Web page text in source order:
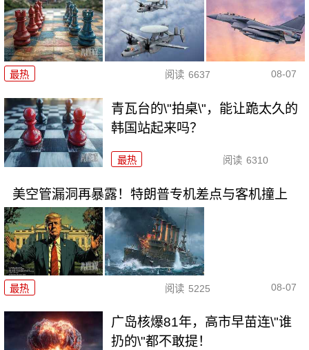
最热 阅读 6637 08-07
青瓦台的\"拍桌\"，能让跪太久的
韩国站起来吗？
最热 阅读 6310
美空管漏洞再暴露！特朗普专机差点与客机撞上
最热 阅读 5225 08-07
广岛核爆81年，高市早苗连\"谁
扔的\"都不敢提！